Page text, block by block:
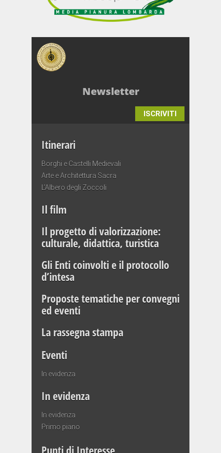
Newsletter
ISCRIVITI
Itinerari
Borghi e Castelli Medievali
Arte e Architettura Sacra
L’Albero degli Zoccoli
Il film
Il progetto di valorizzazione:
culturale, didattica, turistica
Gli Enti coinvolti e il protocollo
d’intesa
Proposte tematiche per convegni
ed eventi
La rassegna stampa
Eventi
In evidenza
In evidenza
In evidenza
Primo piano
Punti di Interesse